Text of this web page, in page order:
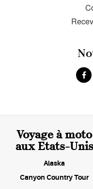
Voyage à moto
aux Etats-Unis
Alaska
Canyon Country Tour